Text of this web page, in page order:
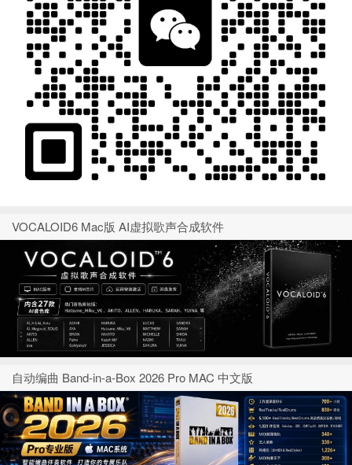
VOCALOID6 Mac版 AI虚拟歌声合成软件
自动编曲 Band-in-a-Box 2026 Pro MAC 中文版